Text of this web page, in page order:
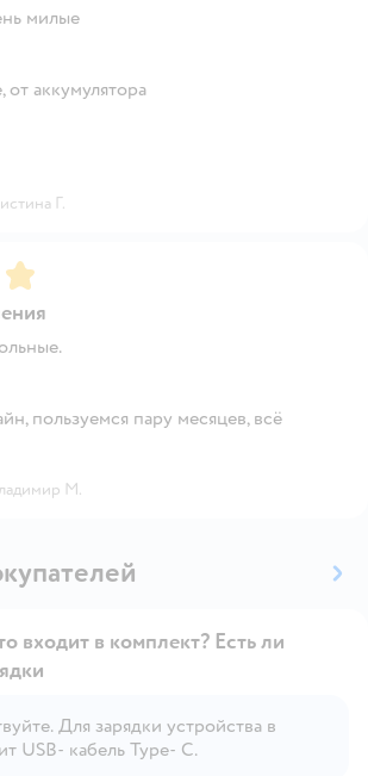
милые
от аккумулятора
Г.
пользуемся пару месяцев, всё
М.
Открыть вопрос
входит в комплект? Есть ли
Для зарядки устройства в
USB- кабель Туре- С.